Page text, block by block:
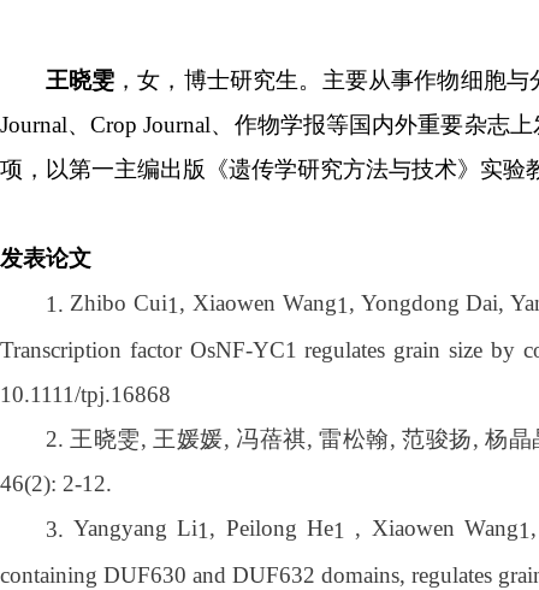
王晓雯 ，女，博士研究生。主要从事作物细胞
Journal、Crop Journal、作物学报等国内外重要杂志
项，以第一主编出版《遗传学研究方法与技术》实
发表论文
1. Zhibo Cui1 , Xiaowen Wang1 , Yongdong Dai,
Transcription factor OsNF-YC1 regulates grain size
10.1111/tpj.16868
2. 王晓雯, 王媛媛, 冯蓓祺,雷松翰,范骏扬,杨晶
46(2): 2-12.
3. Yangyang Li1, Peilong He1 , Xiaowen Wang1
containing DUF630 and DUF632 domains, regulates